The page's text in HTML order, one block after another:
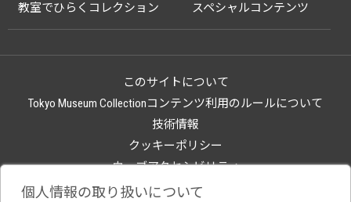
教室でひらくコレクション スペシャルコンテンツ
このサイトについて
Tokyo Museum Collectionコンテンツ利用のルールについて
技術情報
クッキーポリシー
ウェブアクセシビリティ
関連サイト
個人情報の取り扱いについて